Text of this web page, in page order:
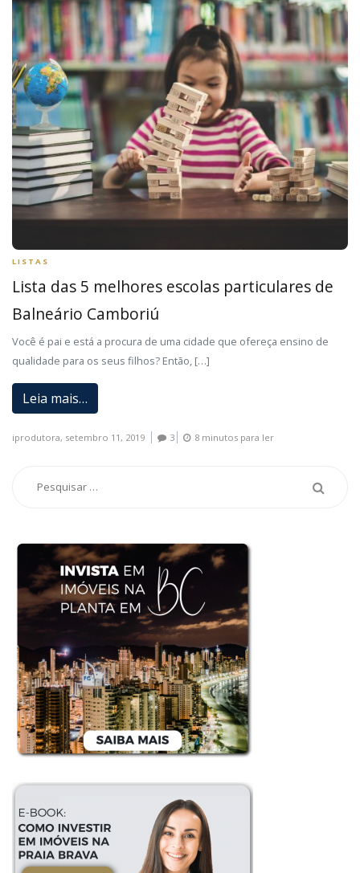
LISTAS
Lista das 5 melhores escolas particulares de
Balneário Camboriú
Você é pai e está a procura de uma cidade que ofereça ensino de
qualidade para os seus filhos? Então, […]
Leia mais…
iprodutora, setembro 11, 2019 3 8 minutos para ler